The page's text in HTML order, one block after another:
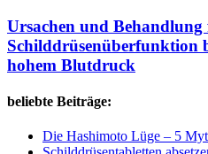
für
Schilddrüsenüberfunktion
bei
niedrigem
und
Blutdruck
Ursachen und
Schilddrüsenüberfunktion
hohem Blutdruck
beliebte Beiträge:
Die Hashimoto Lüge – 5